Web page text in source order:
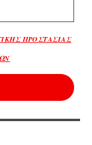
ΠΡΟΣΤΑΣΙΑΣ